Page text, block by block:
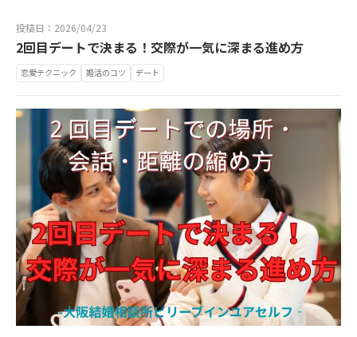
投稿日：2026/04/23
2回目デートで決まる！交際が一気に深まる進め方
恋愛テクニック 婚活のコツ デート